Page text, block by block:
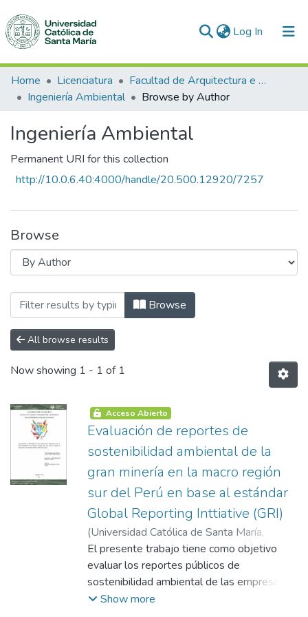
Log In (current)
Communities & Collections
All of DSpace
Home Licenciatura
Facultad de Arquitectura e Ingenierías Civil y del Ambiente
Ingeniería Ambiental
Browse by Author
Ingeniería Ambiental
Permanent URI for this collection
http://10.0.6.40:4000/handle/20.500.12920/7257
Browse
Browsing Ingeniería Ambiental by
Browse
All browse results
Now showing 1 - 1 of 1
Acceso Abierto
Evaluación de reportes de
sostenibilidad ambiental de la
gran minería en la macro región
sur del Perú en base al estándar
Global Reporting Inttiative (GRI)
(Universidad Católica de Santa María,
2021-12-15)Barreda Pacheco, Andrea
Jennyfer
El presente trabajo tiene como objetivo
evaluar los reportes públicos de
sostenibilidad ambiental de las empresas
de gran minería en la región sur; se
Show more